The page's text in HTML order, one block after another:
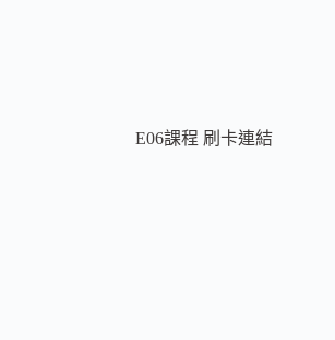
E06課程 刷卡連結